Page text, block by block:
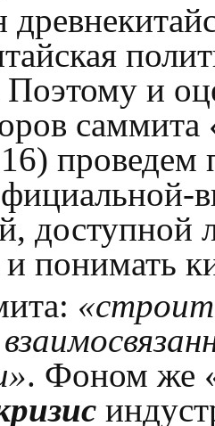
Поэтому и
проведем
доступной
и понимать
. Фоном же